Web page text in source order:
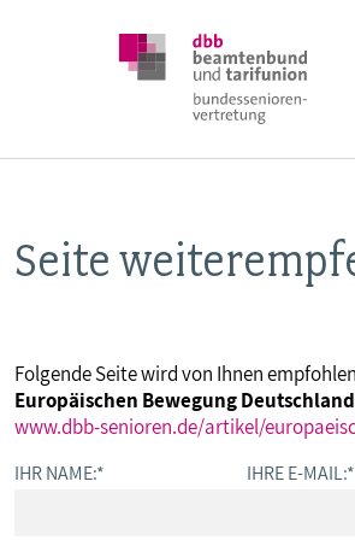
DBB SENIOREN
VERANSTALTUNGEN
Seite
Folgende Seite wird von Ihnen
Europäischen Bewegung
www.dbb-senioren.de/artikel/
IHR NAME:* IHRE E-MAIL:*